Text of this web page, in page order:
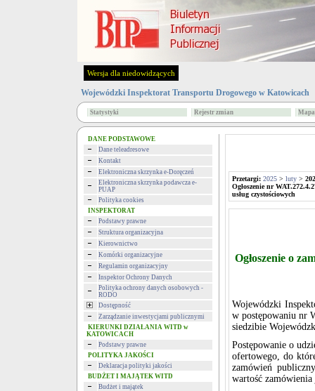
Wersja dla niedowidzących
Wojewódzki Inspektorat Transportu Drogowego w Katowicach
Statystyki Rejestr zmian
DANE PODSTAWOWE
Dane teleadresowe
Kontakt
Elektroniczna skrzynka e-Doręczeń
Elektroniczna skrzynka podawcza e-
PUAP
Polityka cookies
INSPEKTORAT
Podstawy prawne
Struktura organizacyjna
Kierownictwo
Komórki organizacyjne
Regulamin organizacyjny
Inspektor Ochrony Danych
Polityka ochrony danych osobowych -
RODO
Dostępność
Zarządzanie inwestycjami publicznymi
KIERUNKI DZIAŁANIA WITD w
KATOWICACH
Podstawy prawne
POLITYKA JAKOŚCI
Deklaracja polityki jakości
BUDŻET I MAJĄTEK WITD
Budżet i majątek
Przetargi: 2025 > luty >
Ogłoszenie nr
usług czystościowych
Ogłoszenie o
Wojewódzki
w postępowaniu nr
siedzibie
Postępowanie o
ofertowego, do
zamówień
wartość